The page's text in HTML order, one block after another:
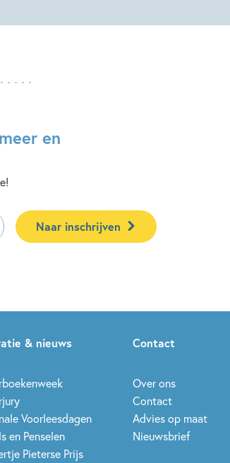
en
Naar inschrijven
& nieuws
Voorleesdagen
en Penselen
Pieterse Prijs
Contact
Over ons
Contact
Advies op maat
Nieuwsbrief